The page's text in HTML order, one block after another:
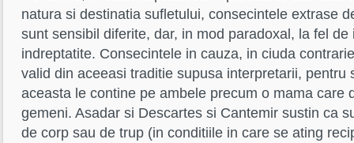
natura si destinatia sufletului, consecintele extrase
sunt sensibil diferite, dar, in mod paradoxal, la fel de
indreptatite. Consecintele in cauza, in ciuda
valid din aceeasi traditie supusa interpretarii, pentru
aceasta le contine pe ambele precum o mama care
gemeni. Asadar si Descartes si Cantemir sustin ca
de corp sau de trup (in conditiile in care se ating